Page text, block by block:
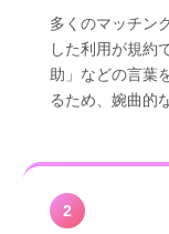
りますか？
最新のパ
多くのマッチン
した利用が規約
助」などの言葉
るため、婉曲的
2